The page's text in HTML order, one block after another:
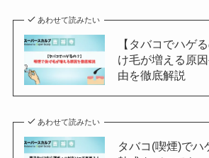
あわせて読みたい
【タバコでハゲ
け毛が増える原
由を徹底解説
あわせて読みたい
タバコ(喫煙)でハ